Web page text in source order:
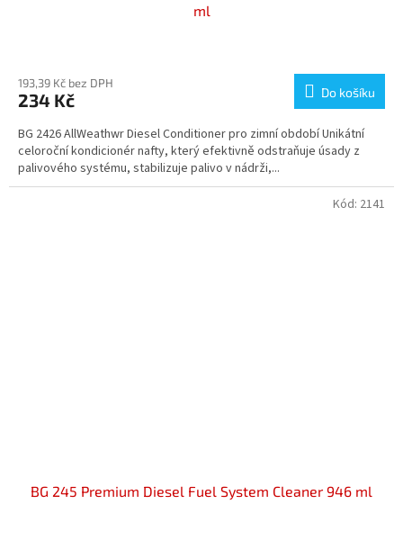
ml
produktu
je
z
5
hvězdiček.
193,39 Kč bez DPH
234 Kč Do košíku
BG 2426 AllWeathwr Diesel Conditioner pro zimní období Unikátní
celoroční kondicionér nafty, který efektivně odstraňuje úsady z
palivového systému, stabilizuje palivo v nádrži,...
BG 245 Premium Diesel Fuel System Cleaner 946 ml
Kód: 2141